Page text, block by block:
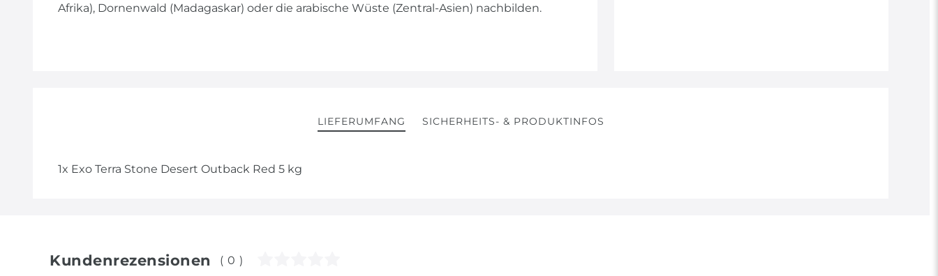
Afrika), Dornenwald (Madagaskar) oder die arabische Wüste (Zentral-Asien) nachbilden.
LIEFERUMFANG SICHERHEITS- & PRODUKTINFOS
1x Exo Terra Stone Desert Outback Red 5 kg
Kundenrezensionen (0)